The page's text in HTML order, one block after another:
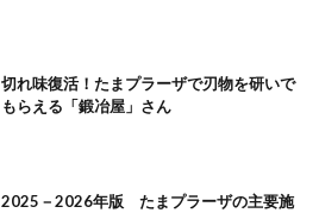
切れ味復活！たまプラーザで刃物を研いで
もらえる「鍛冶屋」さん
2025－2026年版 たまプラーザの主要施